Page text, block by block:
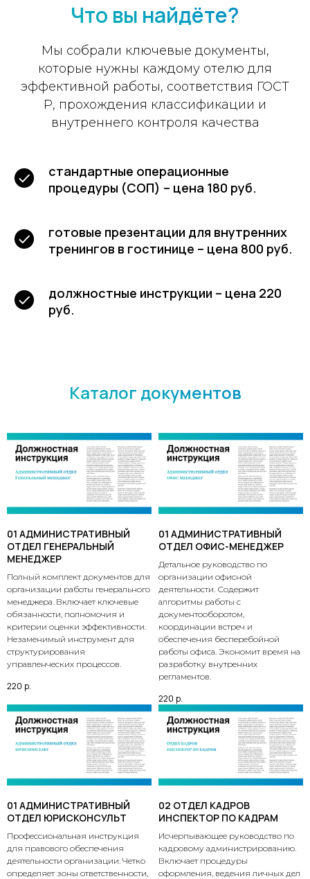
Что вы найдёте?
Мы собрали ключевые документы,
которые нужны каждому отелю для
эффективной работы, соответствия ГОСТ
Р, прохождения классификации и
внутреннего контроля качества
стандартные операционные
процедуры (СОП) – цена 180 руб.
готовые презентации для внутренних
тренингов в гостинице – цена 800 руб.
должностные инструкции – цена 220
руб.
Каталог документов
01 АДМИНИСТРАТИВНЫЙ
ОТДЕЛ ГЕНЕРАЛЬНЫЙ
МЕНЕДЖЕР
Полный комплект документов для
организации работы генерального
менеджера. Включает ключевые
обязанности, полномочия и
критерии оценки эффективности.
Незаменимый инструмент для
структурирования
управленческих процессов.
220 р.
01 АДМИНИСТРАТИВНЫЙ
ОТДЕЛ ОФИС-МЕНЕДЖЕР
Детальное руководство по
организации офисной
деятельности. Содержит
алгоритмы работы с
документооборотом,
координации встреч и
обеспечения бесперебойной
работы офиса. Экономит время на
разработку внутренних
регламентов.
220 р.
01 АДМИНИСТРАТИВНЫЙ
ОТДЕЛ ЮРИСКОНСУЛЬТ
Профессиональная инструкция
для правового обеспечения
деятельности организации. Четко
определяет зоны ответственности,
02 ОТДЕЛ КАДРОВ
ИНСПЕКТОР ПО КАДРАМ
Исчерпывающее руководство по
кадровому администрированию.
Включает процедуры
оформления, ведения личных дел